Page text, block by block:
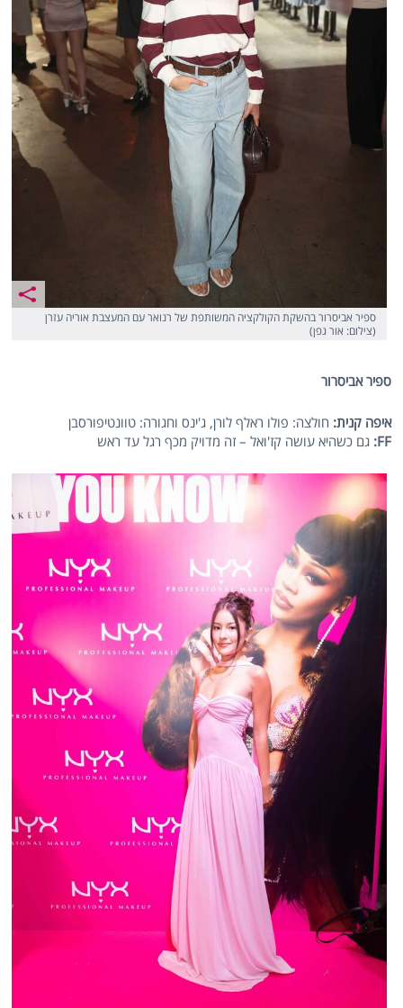
ספיר אביסרור בהשקת הקולקציה המשותפת של רנואר עם המעצבת אוריה עזרן
(צילום: אור גפן)
ספיר אביסרור
איפה קנית: חולצה: פולו ראלף לורן, ג'ינס וחגורה: טוונטיפורסבן
FF
: גם כשהיא עושה קז'ואל – זה מדויק מכף רגל עד ראש